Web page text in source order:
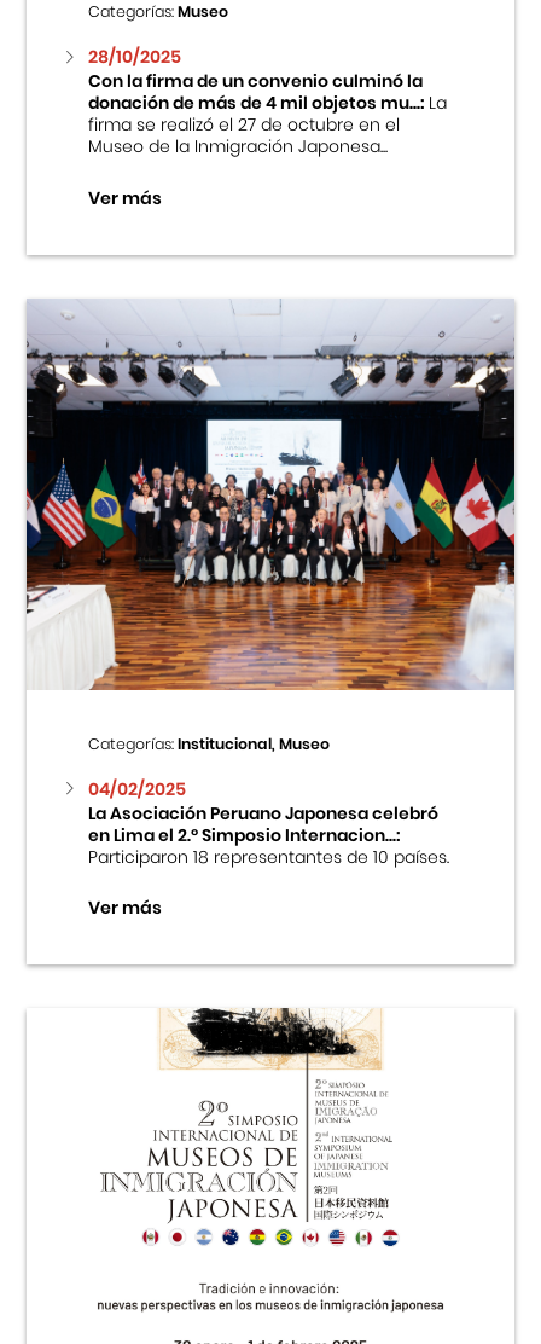
Categorías:Museo
28/10/2025
Con la firma de un convenio culminó la
donación de más de 4 mil objetos mu...:La
firma se realizó el 27 de octubre en el
Museo de la Inmigración Japonesa...
Ver más
Categorías:Institucional, Museo
04/02/2025
La Asociación Peruano Japonesa celebró
en Lima el 2.º Simposio Internacion...:
Participaron 18 representantes de 10 países.
Ver más